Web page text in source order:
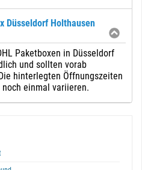
Düsseldorf Holthausen
Paketboxen in Düsseldorf
und sollten vorab
hinterlegten Öffnungszeiten
einmal variieren.